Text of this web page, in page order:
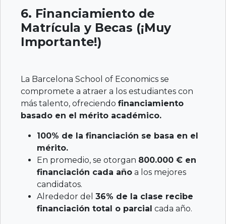
6. Financiamiento de
Matrícula y Becas (¡Muy
Importante!)
La Barcelona School of Economics se
compromete a atraer a los estudiantes con
más talento, ofreciendo financiamiento
basado en el mérito académico.
100% de la financiación se basa en el
mérito.
En promedio, se otorgan 800.000 € en
financiación cada año a los mejores
candidatos.
Alrededor del 36% de la clase recibe
financiación total o parcial cada año.